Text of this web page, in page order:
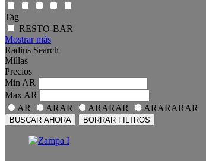
Tag
RESTO-BAR
Mostrar más
Radius Search
Millas
Precios
Min AR
Max AR
AR
ARAR ARARAR ARARARAR
BUSCAR AHORA BORRAR FILTROS